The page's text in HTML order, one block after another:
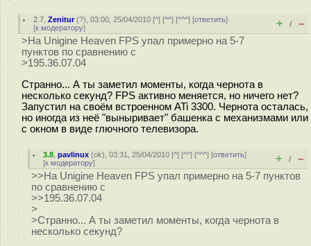
2.7 ,Zenitur(?), 03:00, 25/04/2010 [^] [^^] [^^^] [ответить]
[к модератору] + / –
>На Unigine Heaven FPS упал примерно на 5-7
пунктов по сравнению с
>195.36.07.04
Странно... А ты заметил моменты, когда чернота в
несколько секунд? FPS активно меняется, но ничего нет?
Запустил на своём встроенном ATi 3300. Чернота осталась,
но иногда из неё "выныривает" башенка с механизмами или
с окном в виде глючного телевизора.
3.8 ,pavlinux (ok), 03:31, 25/04/2010 [^] [^^] [^^^] [ответить]
[к модератору] + / –
>>На Unigine Heaven FPS упал примерно на 5-7 пунктов
по сравнению с
>>195.36.07.04
>
>Странно... А ты заметил моменты, когда чернота в
несколько секунд?